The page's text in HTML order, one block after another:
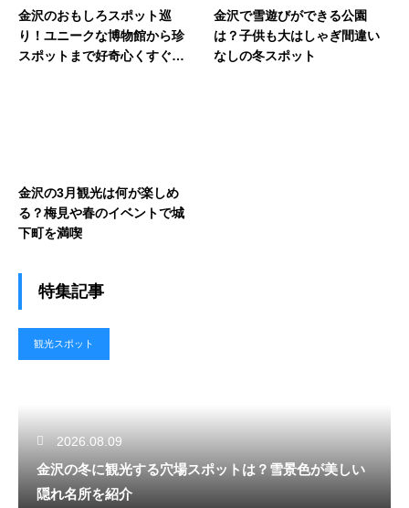
金沢のおもしろスポット巡
り！ユニークな博物館から珍
スポットまで好奇心くすぐる
金沢で雪遊びができる公園
は？子供も大はしゃぎ間違い
なしの冬スポット
金沢の3月観光は何が楽しめ
る？梅見や春のイベントで城
下町を満喫
特集記事
観光スポット
2026.08.09
金沢の冬に観光する穴場スポットは？雪景色が美しい
隠れ名所を紹介